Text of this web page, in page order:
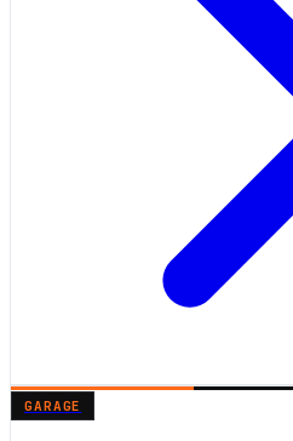
GARAGE